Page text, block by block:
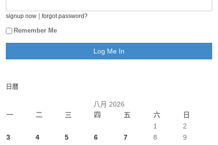
signup now forgot password?
Remember Me
日曆
八月 2026
一
二 三 四 五 六 日
1
2
3
4 5 6 7 8
9